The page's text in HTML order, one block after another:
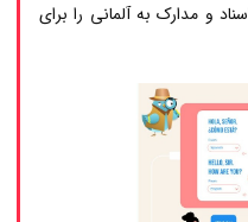
و مدارک به آلمانی را برای